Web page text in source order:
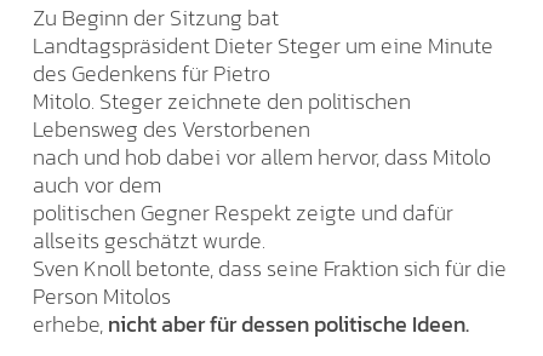
Zu Beginn der Sitzung bat
Landtagspräsident Dieter Steger um eine Minute
des Gedenkens für Pietro
Mitolo. Steger zeichnete den politischen
Lebensweg des Verstorbenen
nach und hob dabei vor allem hervor, dass Mitolo
auch vor dem
politischen Gegner Respekt zeigte und dafür
allseits geschätzt wurde.
Sven Knoll betonte, dass seine Fraktion sich für die
Person Mitolos
erhebe,nicht aber für dessen politische Ideen.